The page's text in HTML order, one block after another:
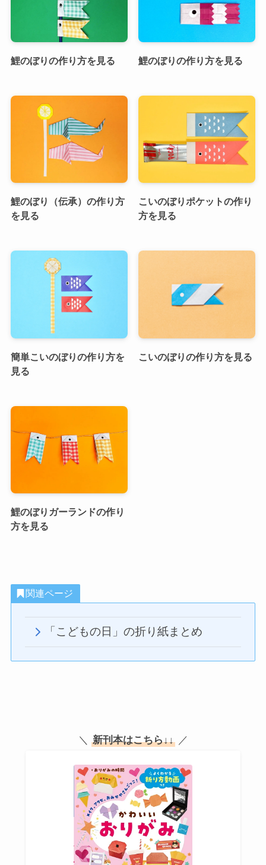
鯉のぼりの作り方を見る 鯉のぼりの作り方を見る
鯉のぼり（伝承）の作り方
を見る
こいのぼりポケットの作り
方を見る
簡単こいのぼりの作り方を
見る
こいのぼりの作り方を見る
鯉のぼりガーランドの作り
方を見る
関連ページ
「こどもの日」の折り紙まとめ
＼ 新刊本はこちら↓↓／